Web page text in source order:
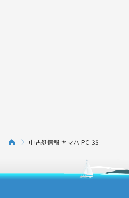
中古艇情報 ヤマハ PC-35